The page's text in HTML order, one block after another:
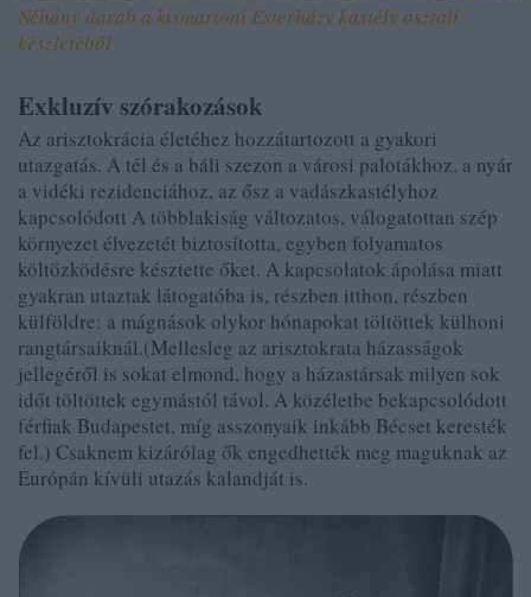
Néhány darab a kismartoni Esterházy kastély asztali
készletéből
Exkluzív szórakozások
Az arisztokrácia életéhez hozzátartozott a gyakori
utazgatás. A tél és a báli szezon a városi palotákhoz, a nyár
a vidéki rezidenciához, az ősz a vadászkastélyhoz
kapcsolódott A többlakiság változatos, válogatottan szép
környezet élvezetét biztosította, egyben folyamatos
költözködésre késztette őket. A kapcsolatok ápolása miatt
gyakran utaztak látogatóba is, részben itthon, részben
külföldre: a mágnások olykor hónapokat töltöttek külhoni
rangtársaiknál.(Mellesleg az arisztokrata házasságok
jellegéről is sokat elmond, hogy a házastársak milyen sok
időt töltöttek egymástól távol. A közéletbe bekapcsolódott
férfiak Budapestet, míg asszonyaik inkább Bécset keresték
fel.) Csaknem kizárólag ők engedhették meg maguknak az
Európán kívüli utazás kalandját is.